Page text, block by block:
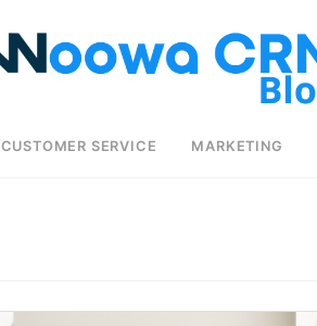
CUSTOMER SERVICE MARKETING